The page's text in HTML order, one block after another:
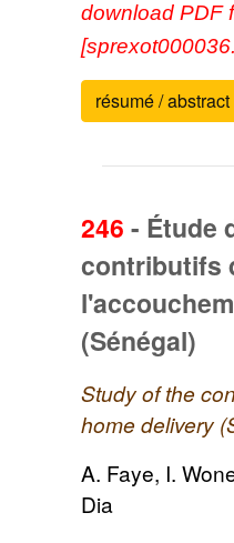
download PDF
résumé / abstract
246 - Étude
contributifs
(Sénégal)
Study of the
home delivery
A. Faye, I.
Dia